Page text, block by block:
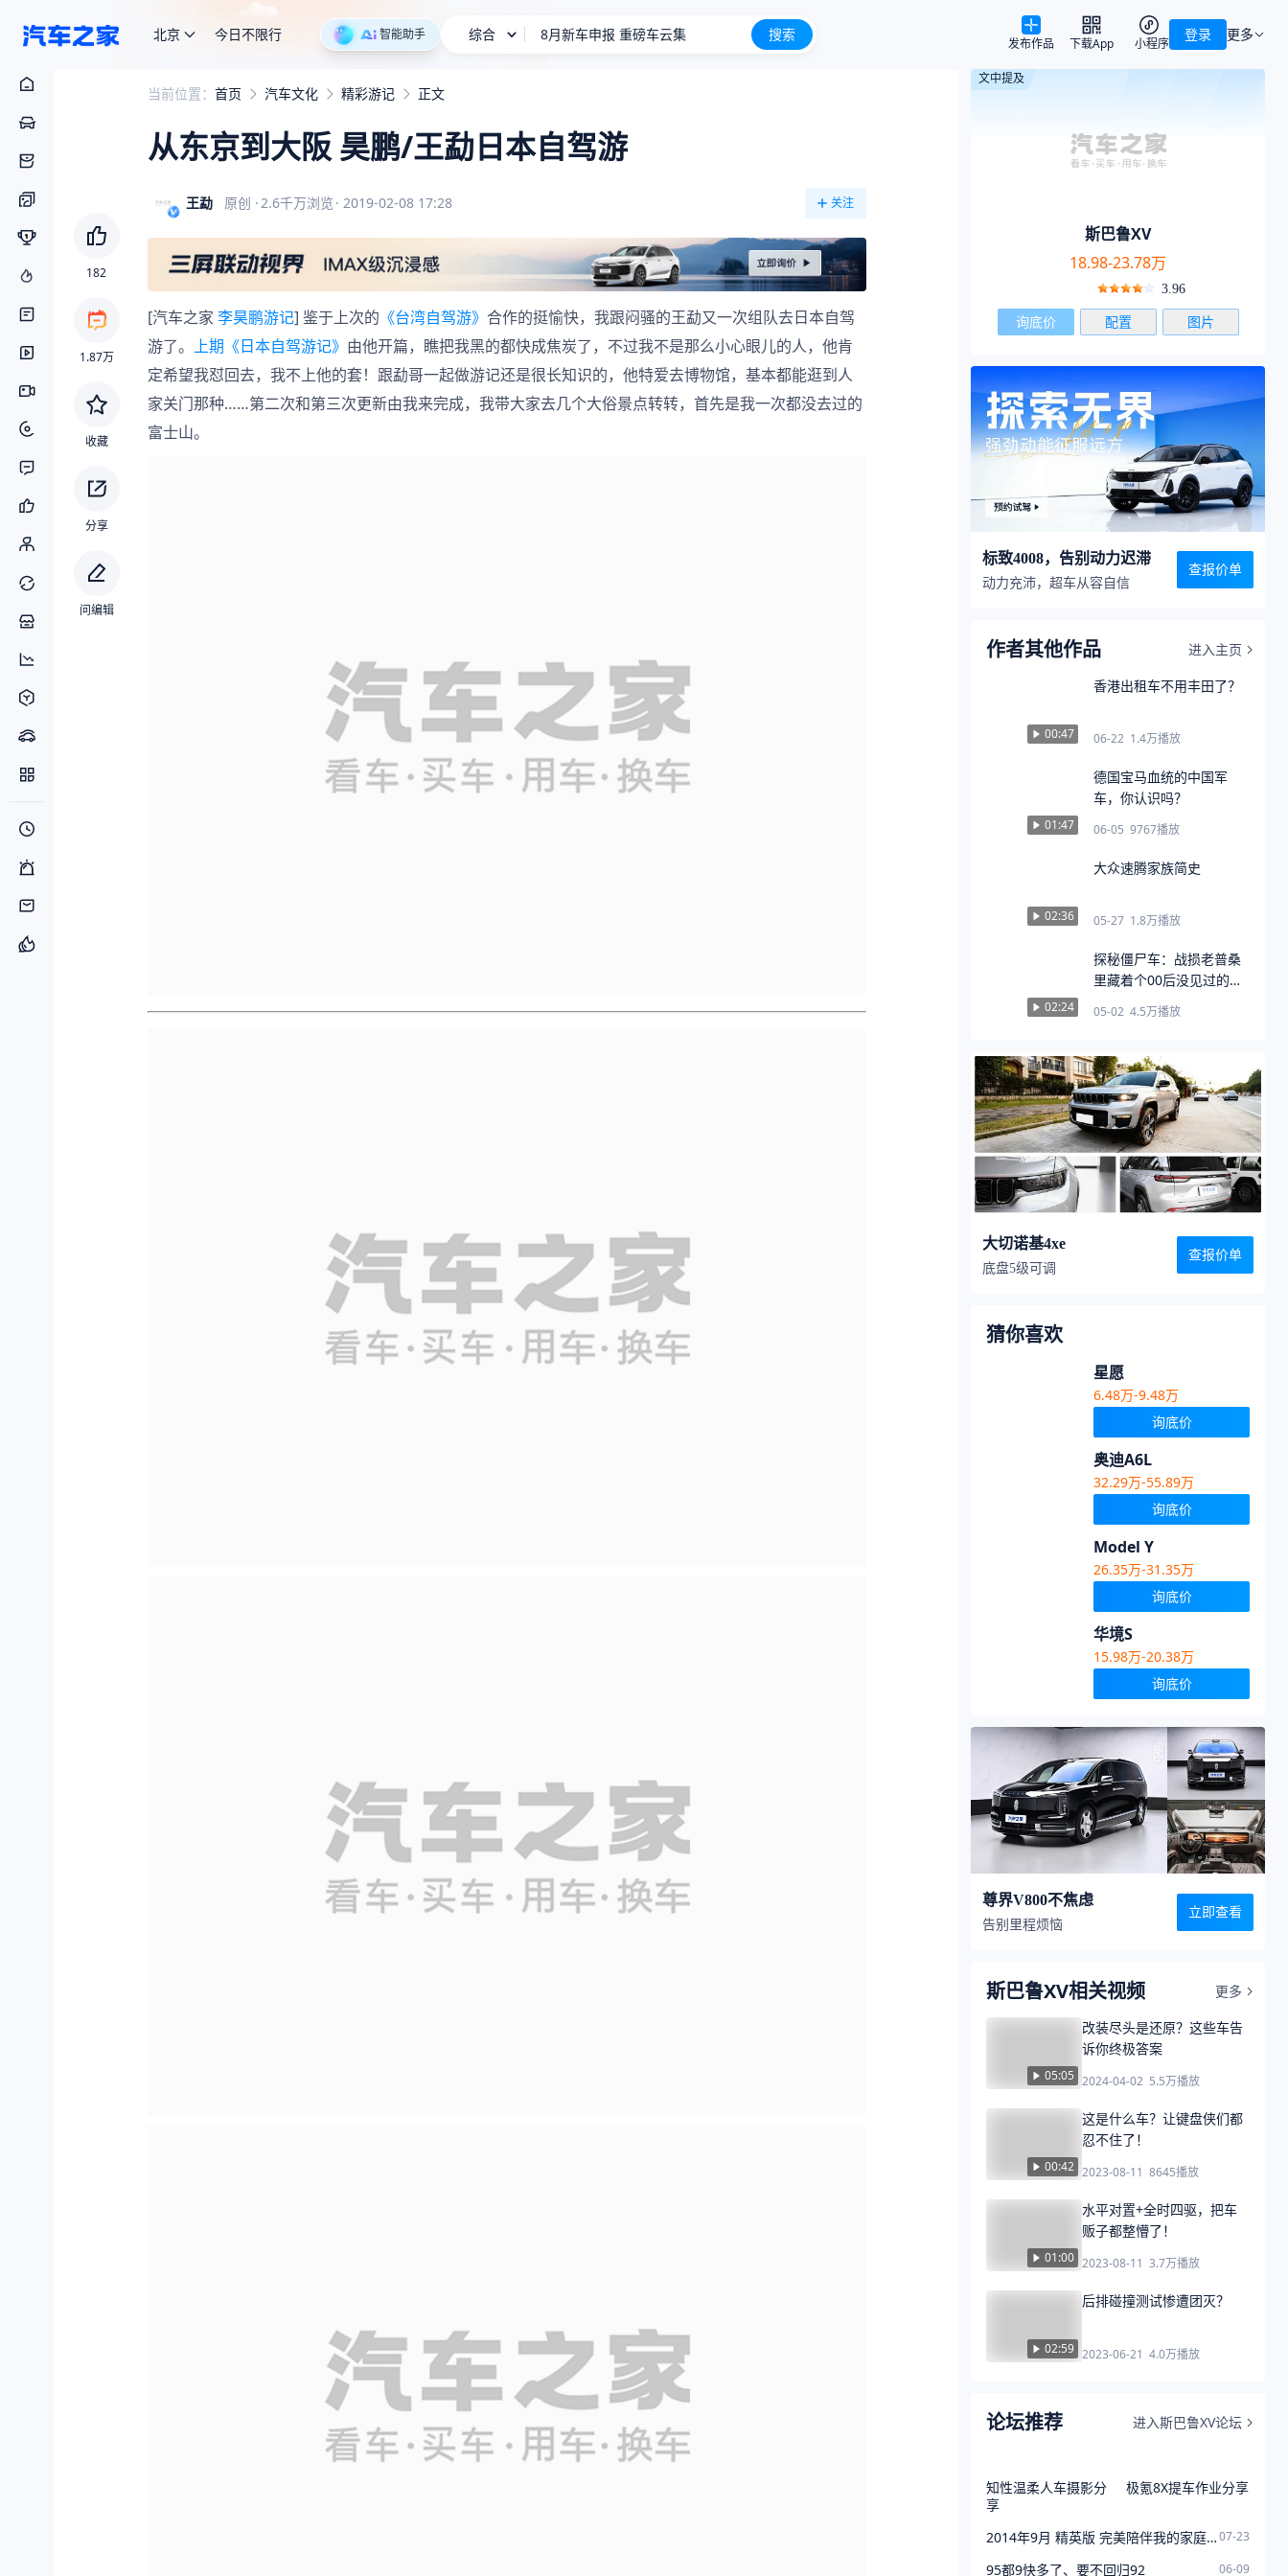
北京 今日不限行 智能助手 综合 8月新车申报 重磅车云集
长城H10
搜索 更多
登录
发布作品 下载App 小程序
182
1.87万
收藏
分享
问编辑
当前位置： 首页 汽车文化 精彩游记 正文
从东京到大阪 昊鹏/王勐日本自驾游
王勐 原创 ·2.6千万浏览 · 2019-02-08 17:28 关注
[汽车之家 李昊鹏游记] 鉴于上次的 《台湾自驾游》 合作的挺愉快，我跟闷骚的王勐又一次组队去日本自驾
游了。 上期《日本自驾游记》 由他开篇，瞧把我黑的都快成焦炭了，不过我不是那么小心眼儿的人，他肯
定希望我怼回去，我不上他的套！跟勐哥一起做游记还是很长知识的，他特爱去博物馆，基本都能逛到人
家关门那种……第二次和第三次更新由我来完成，我带大家去几个大俗景点转转，首先是我一次都没去过的
富士山。
文中提及
斯巴鲁XV
18.98-23.78万
3.96
询底价 配置 图片
标致4008，告别动力迟滞
动力充沛，超车从容自信
查报价单
作者其他作品 进入主页
00:47
香港出租车不用丰田了？
06-22 1.4万播放
01:47
德国宝马血统的中国军
车，你认识吗？
06-05 9767播放
02:36
大众速腾家族简史
05-27 1.8万播放
02:24
探秘僵尸车：战损老普桑
里藏着个00后没见过的东
05-02 4.5万播放
大切诺基4xe
底盘5级可调
查报价单
猜你喜欢
星愿
6.48万-9.48万
询底价
奥迪A6L
32.29万-55.89万
询底价
Model Y
26.35万-31.35万
询底价
华境S
15.98万-20.38万
询底价
尊界V800不焦虑
告别里程烦恼
立即查看
斯巴鲁XV相关视频 更多
05:05
改装尽头是还原？这些车告
诉你终极答案
2024-04-02 5.5万播放
00:42
这是什么车？让键盘侠们都
忍不住了！
2023-08-11 8645播放
01:00
水平对置+全时四驱，把车
贩子都整懵了！
2023-08-11 3.7万播放
02:59
后排碰撞测试惨遭团灭？
2023-06-21 4.0万播放
论坛推荐 进入斯巴鲁XV论坛
知性温柔人车摄影分
享
极氪8X提车作业分享
2014年9月 精英版 完美陪伴我的家庭成长07-23
95都9快多了、要不回归92 06-09